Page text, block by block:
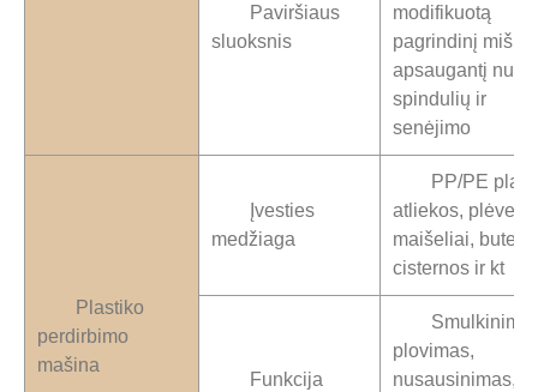
Paviršiaus
sluoksnis
modifikuotą
pagrindinį mišinį,
apsaugantį nuo
spindulių ir
senėjimo
Plastiko
perdirbimo
mašina
Įvesties
medžiaga
PP/PE
atliekos, plėvelė,
maišeliai,
cisternos ir kt
Funkcija
plovimas,
nusausinimas,